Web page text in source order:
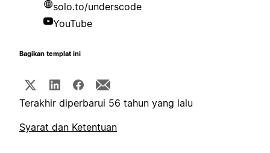
solo.to/underscode
YouTube
Bagikan templat ini
Terakhir diperbarui 56 tahun yang lalu
Syarat dan Ketentuan